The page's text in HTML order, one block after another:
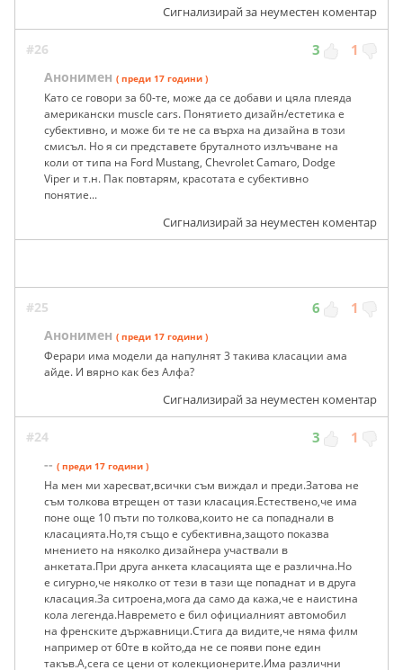
Сигнализирай за неуместен коментар
#26 3 1
Анонимен ( преди 17 години )
Като се говори за 60-те, може да се добави и цяла плеяда
американски muscle cars. Понятието дизайн/естетика е
субективно, и може би те не са върха на дизайна в този
смисъл. Но я си представете бруталното излъчване на
коли от типа на Ford Mustang, Chevrolet Camaro, Dodge
Viper и т.н. Пак повтарям, красотата е субективно
понятие...
Сигнализирай за неуместен коментар
#25 6 1
Анонимен ( преди 17 години )
Ферари има модели да напулнят 3 такива класации ама
айде. И вярно как без Алфа?
Сигнализирай за неуместен коментар
#24 3 1
-- ( преди 17 години )
На мен ми харесват,всички съм виждал и преди.Затова не
съм толкова втрещен от тази класация.Естествено,че има
поне още 10 пъти по толкова,които не са попаднали в
класацията.Но,тя също е субективна,защото показва
мнението на няколко дизайнера участвали в
анкетата.При друга анкета класацията ще е различна.Но
е сигурно,че няколко от тези в тази ще попаднат и в друга
класация.За ситроена,мога да само да кажа,че е наистина
кола легенда.Навремето е бил официалният автомобил
на френските държавници.Стига да видите,че няма филм
например от 60те в който,да не се появи поне един
такъв.А,сега се цени от колекционерите.Има различни